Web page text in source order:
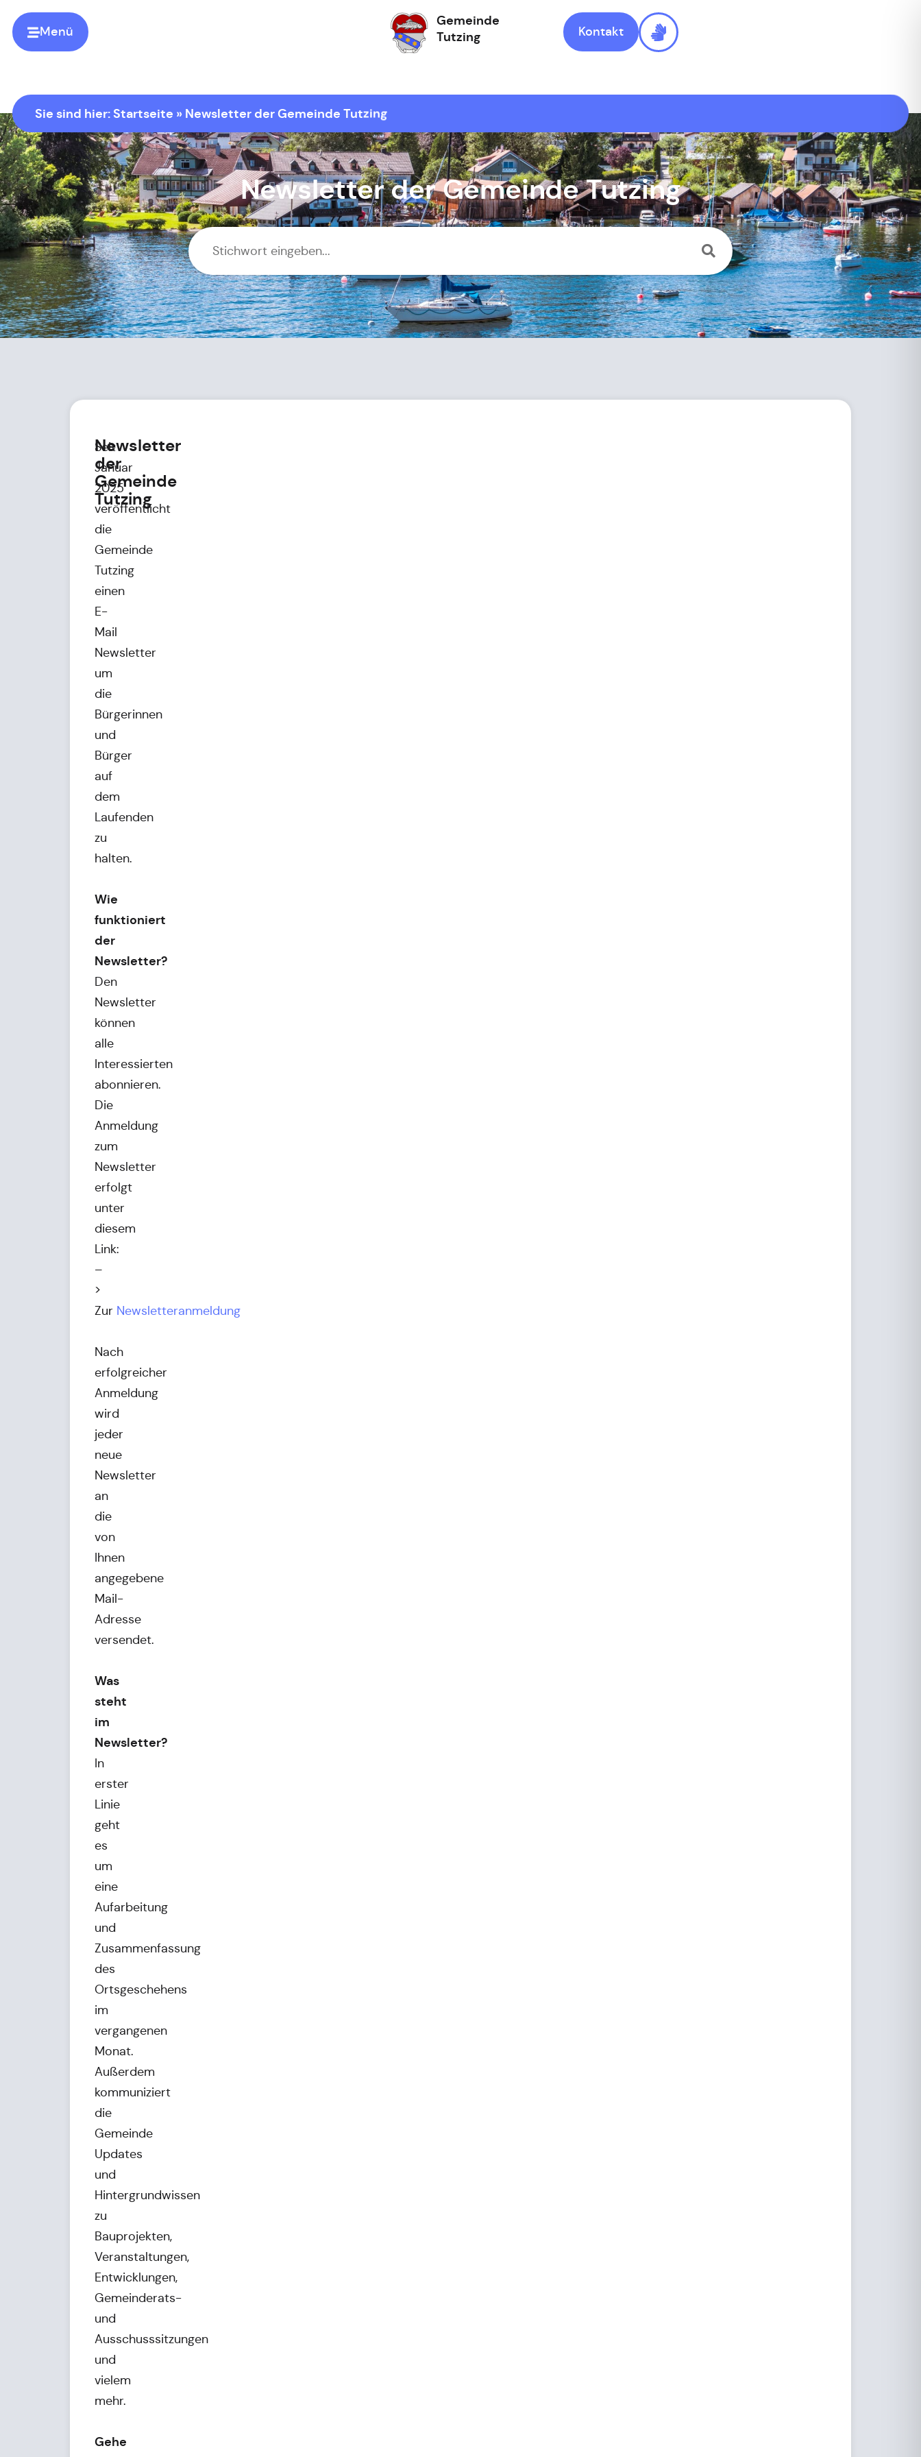
Menü
Gemeinde
Tutzing
Kontakt
Sie sind hier:Startseite » Newsletter der Gemeinde Tutzing
Newsletter der Gemeinde Tutzing
Newsletter
der
Gemeinde
Tutzing
Seit
Januar
2025
veröffentlicht
die
Gemeinde
Tutzing
einen
E-
Mail
Newsletter
um
die
Bürgerinnen
und
Bürger
auf
dem
Laufenden
zu
halten.
Wie
funktioniert
der
Newsletter?
Den
Newsletter
können
alle
Interessierten
abonnieren.
Die
Anmeldung
zum
Newsletter
erfolgt
unter
diesem
Link:
–
>
Zur Newsletteranmeldung
Nach
erfolgreicher
Anmeldung
wird
jeder
neue
Newsletter
an
die
von
Ihnen
angegebene
Mail-
Adresse
versendet.
Was
steht
im
Newsletter?
In
erster
Linie
geht
es
um
eine
Aufarbeitung
und
Zusammenfassung
des
Ortsgeschehens
im
vergangenen
Monat.
Außerdem
kommuniziert
die
Gemeinde
Updates
und
Hintergrundwissen
zu
Bauprojekten,
Veranstaltungen,
Entwicklungen,
Gemeinderats-
und
Ausschusssitzungen
und
vielem
mehr.
Gehe